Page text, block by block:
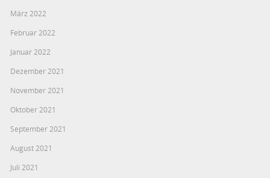
März 2022
Februar 2022
Januar 2022
Dezember 2021
November 2021
Oktober 2021
September 2021
August 2021
Juli 2021